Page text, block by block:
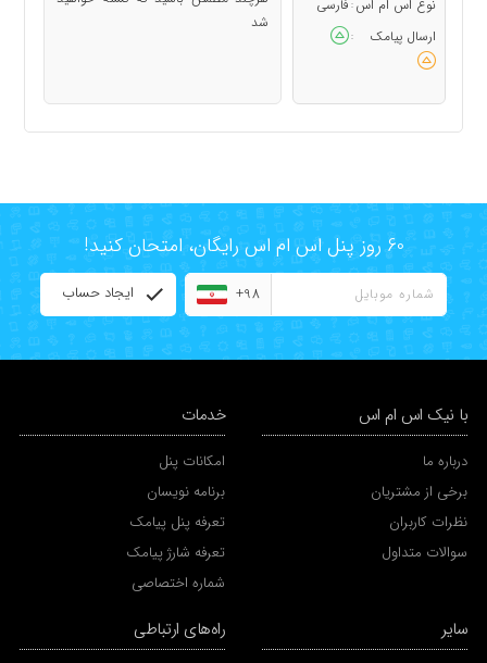
نوع اس ام اس : فارسی
ارسال پیامک
:
شد
60 روز پنل اس ام اس رایگان، امتحان کنید!
+98 ایجاد حساب
با نیک اس ام اس
درباره ما
برخی از مشتریان
نظرات کاربران
سوالات متداول
خدمات
امکانات پنل
برنامه نویسان
تعرفه پنل پیامک
تعرفه شارژ پیامک
شماره اختصاصی
سایر راه‌های ارتباطی